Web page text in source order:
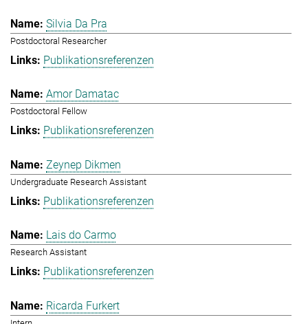
Silvia Da Pra
Postdoctoral Researcher
Publikationsreferenzen
Amor Damatac
Postdoctoral Fellow
Publikationsreferenzen
Zeynep Dikmen
Undergraduate Research Assistant
Publikationsreferenzen
Lais do Carmo
Research Assistant
Publikationsreferenzen
Ricarda Furkert